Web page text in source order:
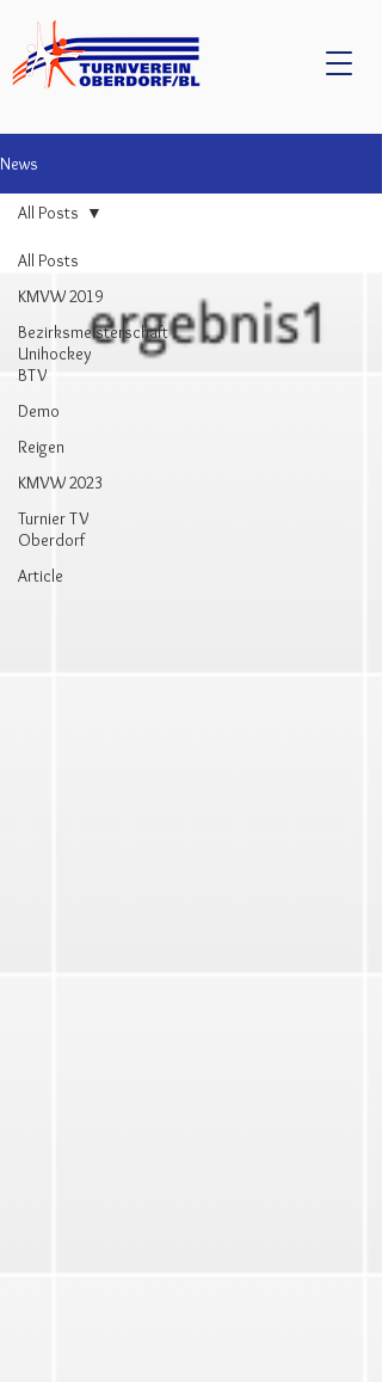
News
All Posts
KMVW 2019
Bezirksmeisterschaft
Unihockey
BTV
Demo
Reigen
KMVW 2023
Turnier TV
Oberdorf
Article
All Posts